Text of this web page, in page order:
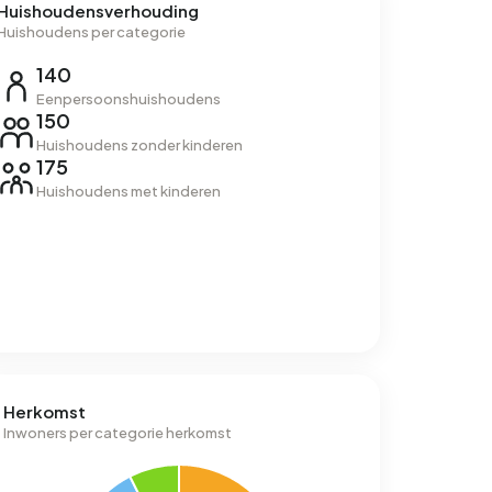
per categorie
140
Eenpersoonshuishoudens
150
Huishoudens zonder kinderen
175
Huishoudens met kinderen
Herkomst
Inwoners per categorie herkomst